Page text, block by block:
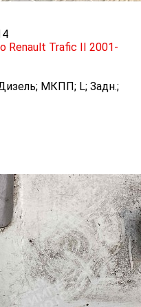
Renault Trafic II 2001-
МКПП; L; Задн.;